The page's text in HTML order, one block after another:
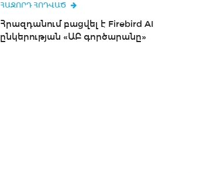
ՀԱՋՈՐԴ ՀՈԴՎԱԾ
Հրազդանում բացվել է Firebird AI
ընկերության «ԱԲ գործարանը»